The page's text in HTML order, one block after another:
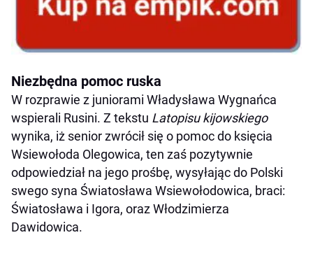
Niezbędna pomoc ruska
W rozprawie z juniorami Władysława Wygnańca
wspierali Rusini. Z tekstu Latopisu kijowskiego
wynika, iż senior zwrócił się o pomoc do księcia
Wsiewołoda Olegowica, ten zaś pozytywnie
odpowiedział na jego prośbę, wysyłając do Polski
swego syna Światosława Wsiewołodowica, braci:
Światosława i Igora, oraz Włodzimierza
Dawidowica.